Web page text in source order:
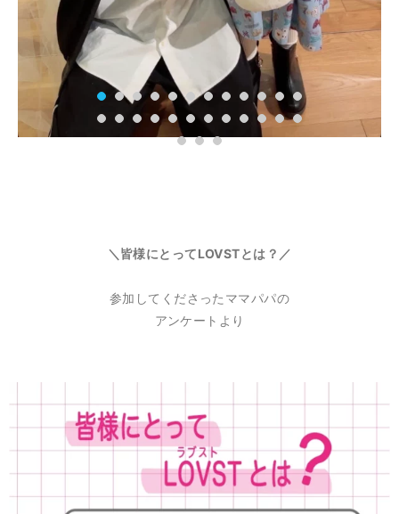
＼皆様にとってLOVSTとは？／
参加してくださったママパパの
アンケートより